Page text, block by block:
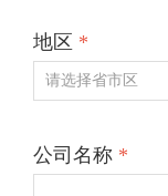
地区 *
公司名称 *